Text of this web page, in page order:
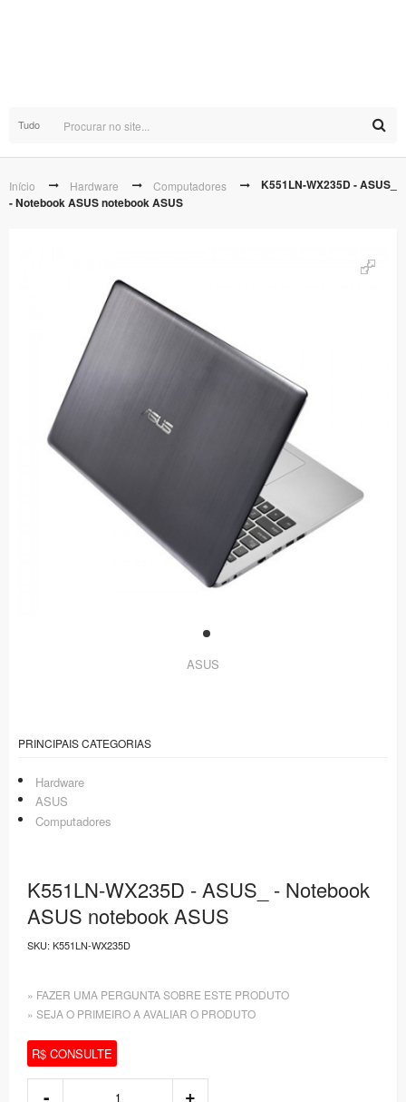
Tudo
Início Hardware Computadores
K551LN-WX235D - ASUS_
- Notebook ASUS notebook ASUS
ASUS
PRINCIPAIS CATEGORIAS
Hardware
ASUS
Computadores
K551LN-WX235D - ASUS_ - Notebook
ASUS notebook ASUS
SKU: K551LN-WX235D
» FAZER UMA PERGUNTA SOBRE ESTE PRODUTO
» SEJA O PRIMEIRO A AVALIAR O PRODUTO
R$ CONSULTE